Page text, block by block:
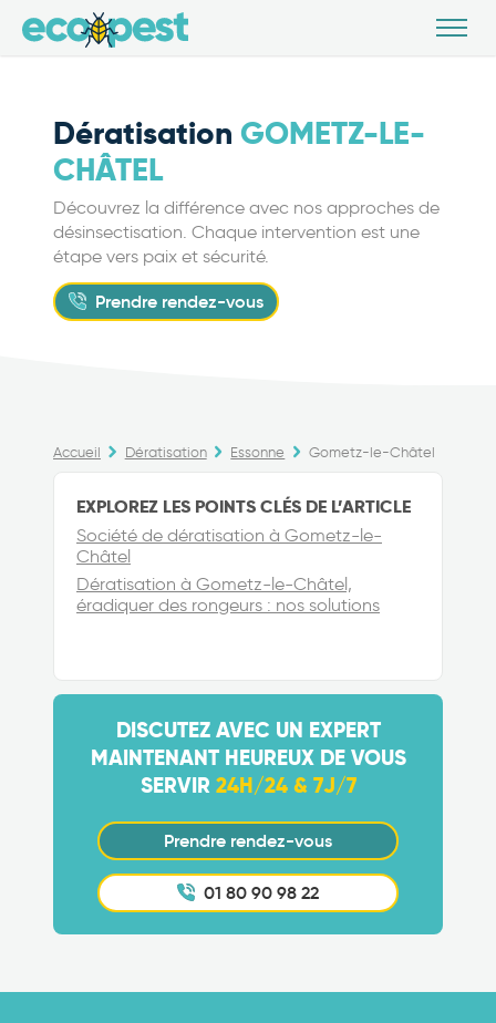
Dératisation GOMETZ-LE-
CHÂTEL
Découvrez la différence avec nos approches de
désinsectisation. Chaque intervention est une
étape vers paix et sécurité.
Prendre rendez-vous
Accueil Dératisation Essonne Gometz-le-Châtel
EXPLOREZ LES POINTS CLÉS DE L’ARTICLE
Société de dératisation à Gometz-le-
Châtel
Dératisation à Gometz-le-Châtel,
éradiquer des rongeurs : nos solutions
DISCUTEZ AVEC UN EXPERT
MAINTENANT HEUREUX DE VOUS
SERVIR 24H/24 & 7J/7
Prendre rendez-vous
01 80 90 98 22